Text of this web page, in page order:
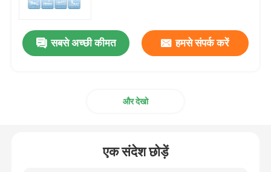
इलेक्ट्रिक नर्सिंग बिस्तर
मैनुअल अस्पताल के बिस्तर
सबसे अच्छी कीमत हमसे संपर्क करें
और देखो
एक संदेश छोड़ें